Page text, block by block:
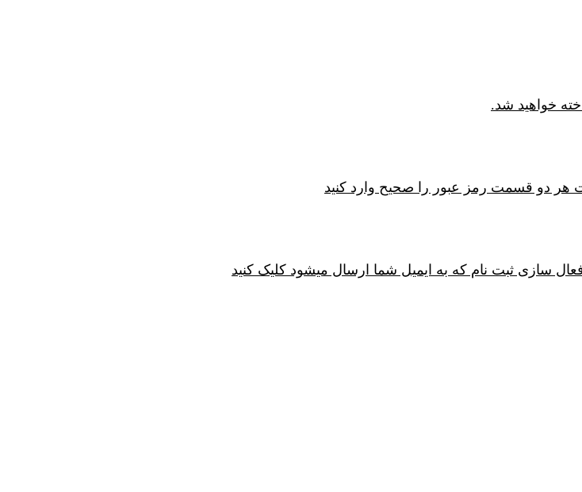
خواهید شد.
هر دو قسمت رمز عبور را صحیح وارد کنید
سازی ثبت نام که به ایمیل شما ارسال میشود کلیک کنید